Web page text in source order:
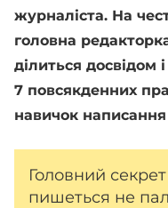
журналіста. На
головна
ділиться досвідом
7 повсякденних
навичок написання
Головний
пишеться не